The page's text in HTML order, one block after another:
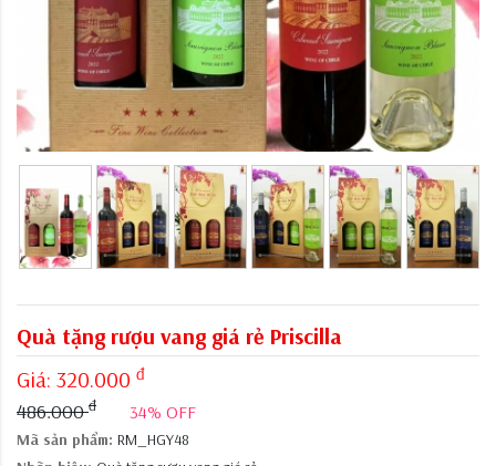
Quà tặng rượu vang giá rẻ Priscilla
Giá: 320.000 đ
486.000đ 34% OFF
Mã sản phẩm: RM_HGY48